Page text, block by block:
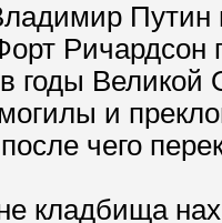
Путин
Ричардсон
годы Великой
и
чего
кладбища